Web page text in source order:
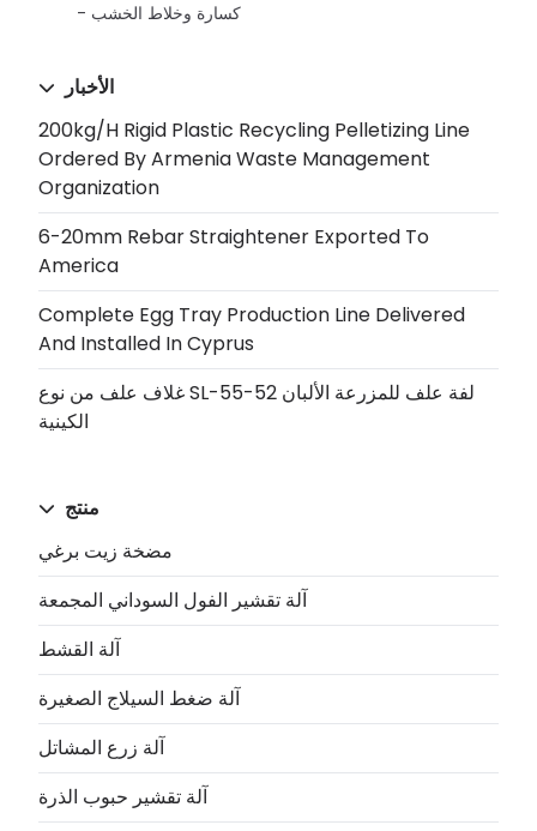
كسارة وخلاط الخشب
الأخبار
200kg/h Rigid Plastic Recycling Pelletizing Line
Ordered By Armenia Waste Management
Organization
6-20mm Rebar Straightener Exported To
America
Complete Egg Tray Production Line Delivered
And Installed In Cyprus
غلاف علف من نوع SL-55-52 لفة علف للمزرعة الألبان
الكينية
منتج
مضخة زيت برغي
آلة تقشير الفول السوداني المجمعة
آلة القشط
آلة ضغط السيلاج الصغيرة
آلة زرع المشاتل
آلة تقشير حبوب الذرة